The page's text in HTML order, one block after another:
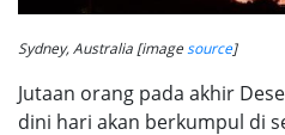
Sydney, Australia [imagesource]
Jutaan orang pada akhir
dini hari akan berkumpul di